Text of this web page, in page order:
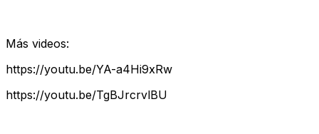
Más videos:
https://youtu.be/YA-a4Hi9xRw
https://youtu.be/TgBJrcrvlBU